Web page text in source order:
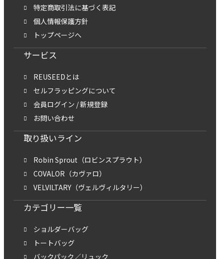
特定商取引法に基づく表記
個人情報保護方針
トップページへ
サービス
REUSEEDとは
セルフラッピングについて
会員ログイン / 新規登録
お問い合わせ
取り扱いライン
Robin Sprout（ロビンスプラウト）
COVALOR（カヴァロ）
VELVILTARY（ヴェルヴィルタリー）
カテゴリー一覧
ショルダーバッグ
トートバッグ
バックパック／リュック